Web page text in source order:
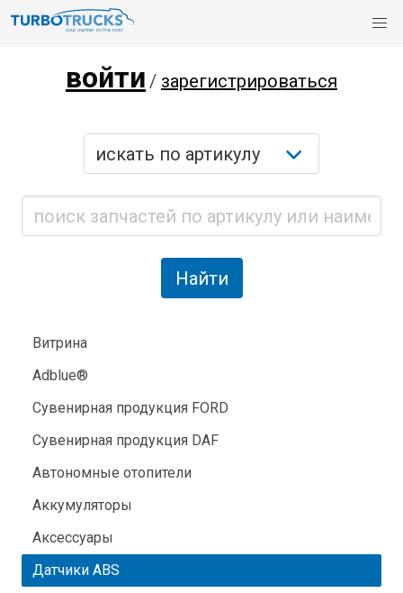
войти / зарегистрироваться
Витрина
Adblue®
Сувенирная продукция FORD
Сувенирная продукция DAF
Автономные отопители
Аккумуляторы
Аксессуары
Датчики ABS